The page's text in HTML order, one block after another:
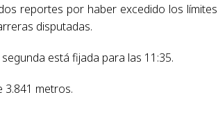
reportes por haber excedido los límites
disputadas.
está fijada para las 11:35.
3.841 metros.